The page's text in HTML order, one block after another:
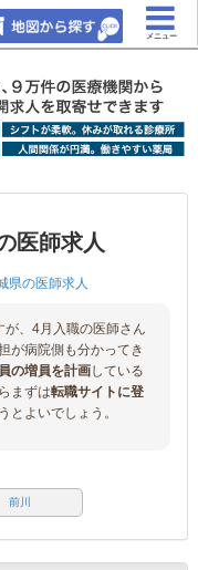
メニュー
医師求人
県の医師求人
、4月入職の医師さん
が病院側も分かってき
の増員を計画している
まずは転職サイトに登
とよいでしょう。
前川